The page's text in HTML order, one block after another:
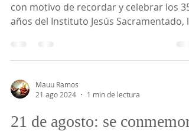
con motivo de recordar y celebrar los 35
años del Instituto Jesús Sacramentado, la
Mauu Ramos
21 ago 2024
1 min de lectura
21 de agosto: se conmemora